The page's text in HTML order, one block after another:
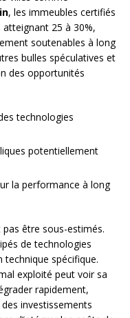
, les immeubles certifiés
25 à 30%,
soutenables à long
bulles spéculatives et
des opportunités
technologies
potentiellement
la performance à long
être sous-estimés.
de technologies
spécifique.
exploité peut voir sa
rapidement,
investissements